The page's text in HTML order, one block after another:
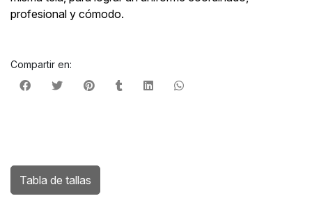
profesional y cómodo.
Compartir en:
Tabla de tallas